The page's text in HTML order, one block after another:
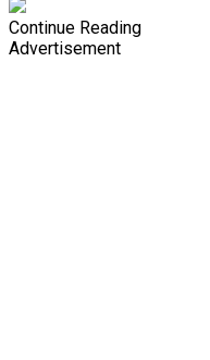
Continue Reading
Advertisement